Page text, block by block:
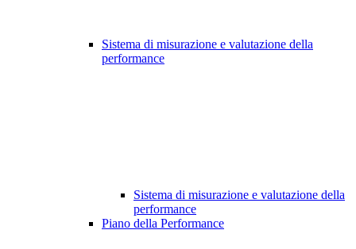
Sistema di misurazione e valutazione della
performance
Sistema di misurazione e valutazione della
performance
Piano della Performance